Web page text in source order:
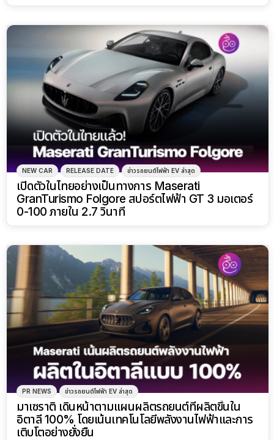
NEW CAR RELEASE DATE ข่าวรถยนต์ไฟฟ้า EV ล่าสุด
เปิดตัวในไทยอย่างเป็นทางการ Maserati
GranTurismo Folgore สปอร์ตไฟฟ้า GT 3 มอเตอร์
0-100 ภายใน 2.7 วินาที
PR NEWS ข่าวรถยนต์ไฟฟ้า EV ล่าสุด
มาเซราติ เดินหน้าตามแผนผลิตรถยนต์ที่ผลิตขึ้นใน
อิตาลี 100% โดยเน้นเทคโนโลยีพลังงานไฟฟ้าและการ
เติบโตอย่างยั่งยืน